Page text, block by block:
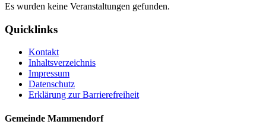
Es wurden keine Veranstaltungen gefunden.
Quicklinks
Kontakt
Inhaltsverzeichnis
Impressum
Datenschutz
Erklärung zur Barrierefreiheit
Gemeinde Mammendorf